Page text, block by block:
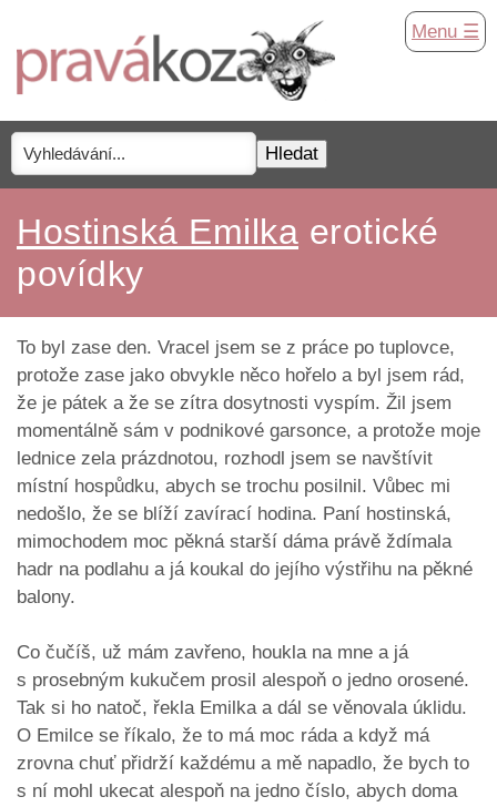
Menu ☰
Hostinská Emilka erotické
povídky
To byl zase den. Vracel jsem se z práce po tuplovce,
protože zase jako obvykle něco hořelo a byl jsem rád,
že je pátek a že se zítra dosytnosti vyspím. Žil jsem
momentálně sám v podnikové garsonce, a protože moje
lednice zela prázdnotou, rozhodl jsem se navštívit
místní hospůdku, abych se trochu posilnil. Vůbec mi
nedošlo, že se blíží zavírací hodina. Paní hostinská,
mimochodem moc pěkná starší dáma právě ždímala
hadr na podlahu a já koukal do jejího výstřihu na pěkné
balony.
Co čučíš, už mám zavřeno, houkla na mne a já
s prosebným kukučem prosil alespoň o jedno orosené.
Tak si ho natoč, řekla Emilka a dál se věnovala úklidu.
O Emilce se říkalo, že to má moc ráda a když má
zrovna chuť přidrží každému a mě napadlo, že bych to
s ní mohl ukecat alespoň na jedno číslo, abych doma